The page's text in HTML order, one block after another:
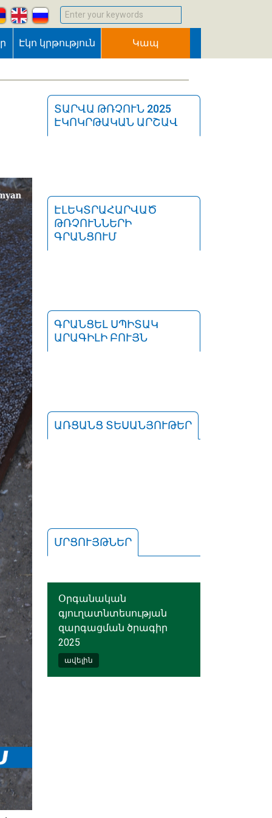
Enter your keywords
Էկո կրթություն Կապ
ՏԱՐՎԱ ԹՌՉՈՒՆ 2025
ԷԿՈԿՐԹԱԿԱՆ ԱՐՇԱՎ
ԷԼԵԿՏՐԱՀԱՐՎԱԾ
ԹՌՉՈՒՆՆԵՐԻ
ԳՐԱՆՑՈՒՄ
ԳՐԱՆՑԵԼ ՍՊԻՏԱԿ
ԱՐԱԳԻԼԻ ԲՈՒՅՆ
ԱՌՑԱՆՑ ՏԵՍԱՆՅՈՒԹԵՐ
ՄՐՑՈՒՅԹՆԵՐ
Օրգանական
գյուղատնտեսության
զարգացման ծրագիր
2025
ավելին